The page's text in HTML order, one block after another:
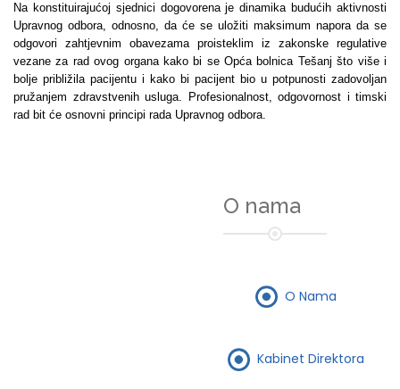
Na konstituirajućoj sjednici dogovorena je dinamika budućih aktivnosti
Upravnog odbora, odnosno, da će se uložiti maksimum napora da se
odgovori zahtjevnim obavezama proisteklim iz zakonske regulative
vezane za rad ovog organa kako bi se Opća bolnica Tešanj što više i
bolje približila pacijentu i kako bi pacijent bio u potpunosti zadovoljan
pružanjem zdravstvenih usluga. Profesionalnost, odgovornost i timski
rad bit će osnovni principi rada Upravnog odbora.
O nama
O Nama
Kabinet Direktora